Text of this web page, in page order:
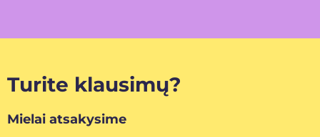
Turite klausimų?
Mielai atsakysime